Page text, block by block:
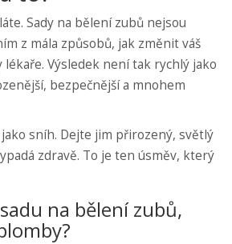
Sady na bělení zubů nejsou
z mála způsobů, jak změnit váš
lékaře. Výsledek není tak rychlý jako
bezpečnější a mnohem
sníh. Dejte jim přirozený, světlý
zdravě. To je ten úsměv, který
na bělení zubů,